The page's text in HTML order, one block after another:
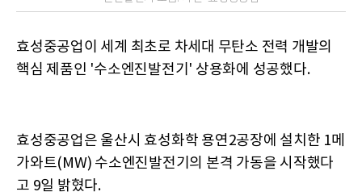
효성중공업이 세계 최초로 차세대 무탄소 전력 개발의
핵심 제품인 '수소엔진발전기' 상용화에 성공했다.
효성중공업은 울산시 효성화학 용연2공장에 설치한 1메
가와트(MW) 수소엔진발전기의 본격 가동을 시작했다
고 9일 밝혔다.